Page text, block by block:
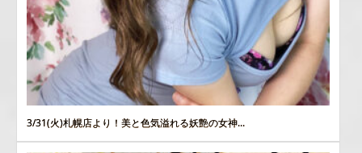
3/31(火)札幌店より！美と色気溢れる妖艶の女神...